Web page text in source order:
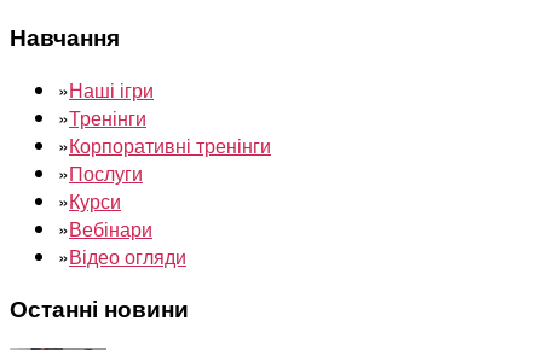
Навчання
»Наші ігри
»Тренінги
»Корпоративні тренінги
»Послуги
»Курси
»Вебінари
»Відео огляди
Останні новини